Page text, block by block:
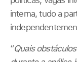
interna, tudo a
“Quais